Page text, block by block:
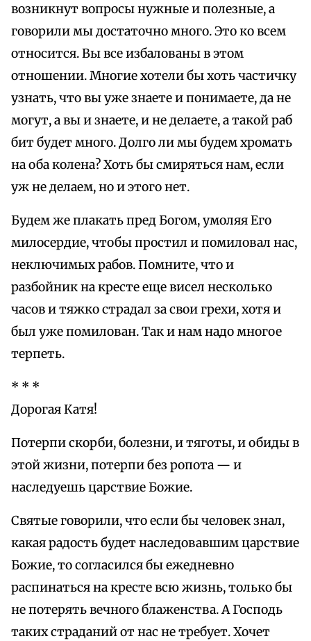
возникнут вопросы нужные и полезные, а
говорили мы достаточно много. Это ко всем
относится. Вы все избалованы в этом
отношении. Многие хотели бы хоть частичку
узнать, что вы уже знаете и понимаете, да не
могут, а вы и знаете, и не делаете, а такой раб
бит будет много. Долго ли мы будем хромать
на оба колена? Хоть бы смиряться нам, если
уж не делаем, но и этого нет.
Будем же плакать пред Богом, умоляя Его
милосердие, чтобы простил и помиловал нас,
неключимых рабов. Помните, что и
разбойник на кресте еще висел несколько
часов и тяжко страдал за свои грехи, хотя и
был уже помилован. Так и нам надо многое
терпеть.
* * *
Дорогая Катя!
Потерпи скорби, болезни, и тяготы, и обиды в
этой жизни, потерпи без ропота — и
наследуешь царствие Божие.
Святые говорили, что если бы человек знал,
какая радость будет наследовавшим царствие
Божие, то согласился бы ежедневно
распинаться на кресте всю жизнь, только бы
не потерять вечного блаженства. А Господь
таких страданий от нас не требует. Хочет